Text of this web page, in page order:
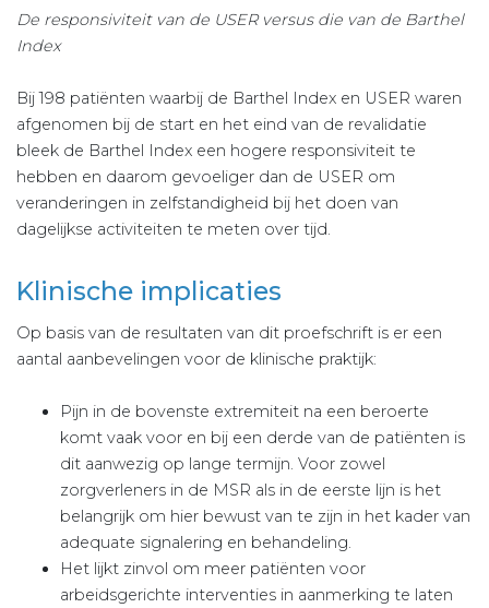
De responsiviteit van de USER versus die van de Barthel
Index
Bij 198 patiënten waarbij de Barthel Index en USER waren
afgenomen bij de start en het eind van de revalidatie
bleek de Barthel Index een hogere responsiviteit te
hebben en daarom gevoeliger dan de USER om
veranderingen in zelfstandigheid bij het doen van
dagelijkse activiteiten te meten over tijd.
Klinische implicaties
Op basis van de resultaten van dit proefschrift is er een
aantal aanbevelingen voor de klinische praktijk:
Pijn in de bovenste extremiteit na een beroerte
komt vaak voor en bij een derde van de patiënten is
dit aanwezig op lange termijn. Voor zowel
zorgverleners in de MSR als in de eerste lijn is het
belangrijk om hier bewust van te zijn in het kader van
adequate signalering en behandeling.
Het lijkt zinvol om meer patiënten voor
arbeidsgerichte interventies in aanmerking te laten